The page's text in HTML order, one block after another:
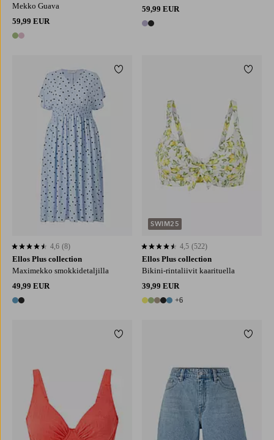
Mekko Guava
59,99 EUR
2 värejä
59,99 EUR
2 värejä
Ellos Plus collection
Maximekko smokkidetaljilla
49,99 EUR
2 värejä
4,6 perustuen 8 arvosanaan
4,6 (8)
Lisää suosikkeihin
2XL3XL4XL
Ellos Plus collection
Bikini-rintaliivit kaarituella
39,99 EUR
11 värejä
+6
4,5 perustuen 522 arvosanaan
4,5 (522)
SWIM25
Lisää
Lisää suosikkeihin Lisää